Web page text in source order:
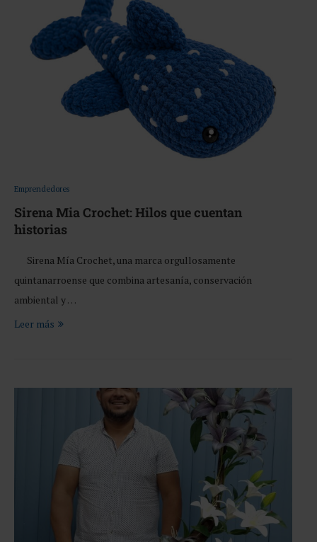
Emprendedores
Sirena Mia Crochet: Hilos que cuentan
historias
Sirena Mía Crochet, una marca orgullosamente
quintanarroense que combina artesanía, conservación
ambiental y …
Leer más